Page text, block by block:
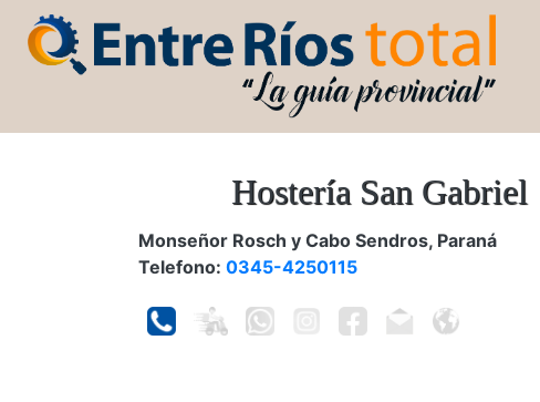
Hostería San Gabriel
Monseñor Rosch y Cabo Sendros, Paraná
Telefono: 0345-4250115